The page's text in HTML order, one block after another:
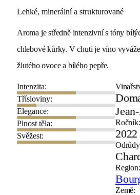
Lehké, minerální a strukturované
Aroma je středně intenzivní s tóny
chlebové kůrky. V chuti je víno
žlutého ovoce a bílého pepře.
Intenzita:
Třísloviny:
Elegance:
Plnost těla:
Svěžest:
Ročník:
2022
Region:
Země: